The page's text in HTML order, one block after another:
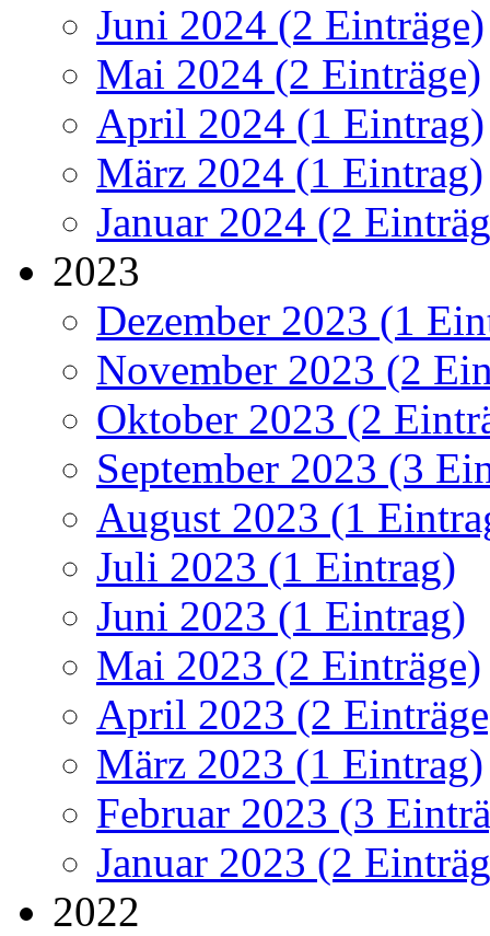
Juni 2024 (2 Einträge)
Mai 2024 (2 Einträge)
April 2024 (1 Eintrag)
März 2024 (1 Eintrag)
Januar 2024 (2
2023
Dezember 2023 (1
November 2023 (2
Oktober 2023 (2
September 2023 (3
August 2023 (1
Juli 2023 (1 Eintrag)
Juni 2023 (1 Eintrag)
Mai 2023 (2 Einträge)
April 2023 (2
März 2023 (1 Eintrag)
Februar 2023 (3
Januar 2023 (2
2022